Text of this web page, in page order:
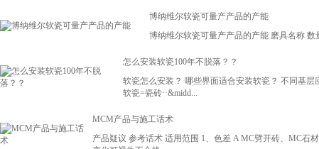
博纳维尔软瓷可量产产品的产能
博纳维尔软瓷可量产产品的产能 磨具名称 数
怎么安装软瓷100年不脱落？？
软瓷怎么安装？ 哪些界面适合安装软瓷？ 不同基
软瓷=瓷砖··&midd...
MCM产品与施工话术
产品疑议 参考话术 适用范围 1、色差 A MC劈开砖、MC石